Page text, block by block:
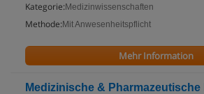
Kategorie: Medizinwissenschaften
Methode: Mit Anwesenheitspflicht
Mehr Information
Medizinische &